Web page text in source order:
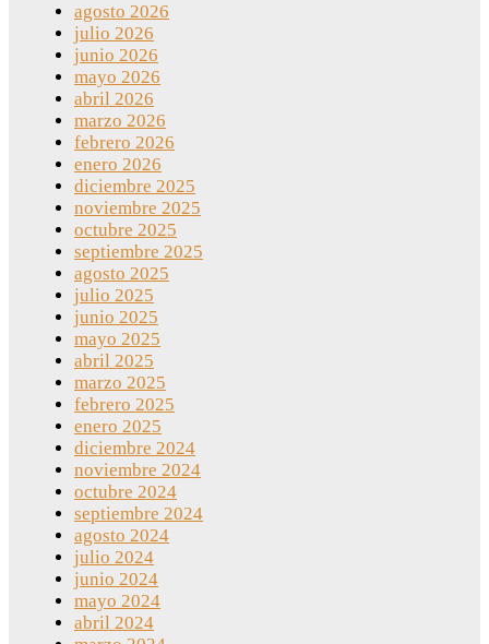
agosto 2026
julio 2026
junio 2026
mayo 2026
abril 2026
marzo 2026
febrero 2026
enero 2026
diciembre 2025
noviembre 2025
octubre 2025
septiembre 2025
agosto 2025
julio 2025
junio 2025
mayo 2025
abril 2025
marzo 2025
febrero 2025
enero 2025
diciembre 2024
noviembre 2024
octubre 2024
septiembre 2024
agosto 2024
julio 2024
junio 2024
mayo 2024
abril 2024